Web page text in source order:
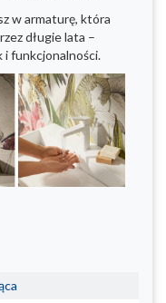
w armaturę, która
długie lata –
i funkcjonalności.